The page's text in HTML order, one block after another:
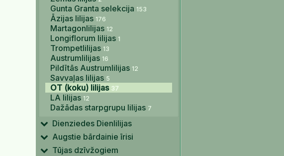
Gunta Granta selekcija 153
Āzijas lilijas 176
Martagonlilijas 12
Longiflorum lilijas 1
Trompetlilijas 13
Austrumlilijas 16
Pildītās Austrumlilijas 12
Savvaļas lilijas 5
OT (koku) lilijas 37
LA lilijas 12
Dažādas starpgrupu lilijas 7
Dienziedes Dienlilijas
Augstie bārdainie īrisi
Tūjas dzīvžogiem